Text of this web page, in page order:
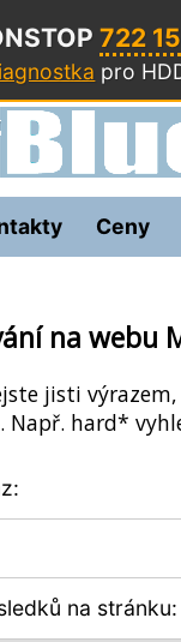
722
pro
Ceny
na webu
jisti
Např. hard*
na stránku: